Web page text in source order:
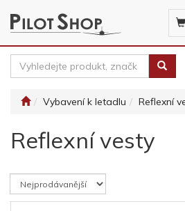
Vybavení k letadlu Reflexní
Reflexní vesty